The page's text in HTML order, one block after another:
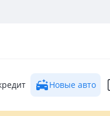
Новые авто